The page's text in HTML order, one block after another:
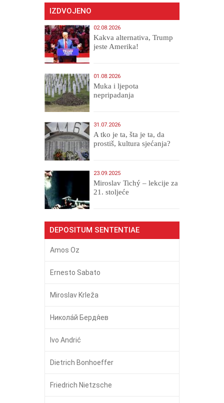
IZDVOJENO
02.08.2026
Kakva alternativa, Trump
jeste Amerika!
01.08.2026
Muka i ljepota
nepripadanja
31.07.2026
A tko je ta, šta je ta, da
prostiš, kultura sjećanja?
23.09.2025
Miroslav Tichý – lekcije za
21. stoljeće
DEPOSITUM SENTENTIAE
Amos Oz
Ernesto Sabato
Miroslav Krleža
Никола́й Бердя́ев
Ivo Andrić
Dietrich Bonhoeffer
Friedrich Nietzsche